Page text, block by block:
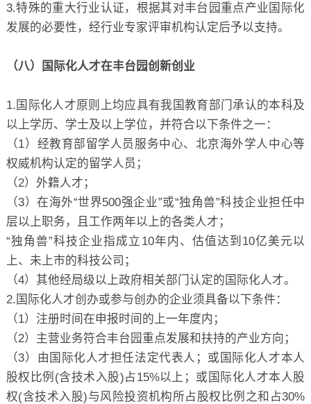
3.特殊的重大行业认证，根据其对丰台园重点产业国际化
发展的必要性，经行业专家评审机构认定后予以支持。
（八）国际化人才在丰台园创新创业
1.国际化人才原则上均应具有我国教育部门承认的本科及
以上学历、学士及以上学位，并符合以下条件之一：
（1）经教育部留学人员服务中心、北京海外学人中心等
权威机构认定的留学人员；
（2）外籍人才；
（3）在海外“世界500强企业”或“独角兽”科技企业担任中
层以上职务，且工作两年以上的各类人才；
“独角兽”科技企业指成立10年内、估值达到10亿美元以
上、未上市的科技公司；
（4）其他经局级以上政府相关部门认定的国际化人才。
2.国际化人才创办或参与创办的企业须具备以下条件：
（1）注册时间在申报时间的上一年度内；
（2）主营业务符合丰台园重点发展和扶持的产业方向；
（3）由国际化人才担任法定代表人；或国际化人才本人
股权比例(含技术入股)占15%以上；或国际化人才本人股
权(含技术入股)与风险投资机构所占股权比例之和占30%